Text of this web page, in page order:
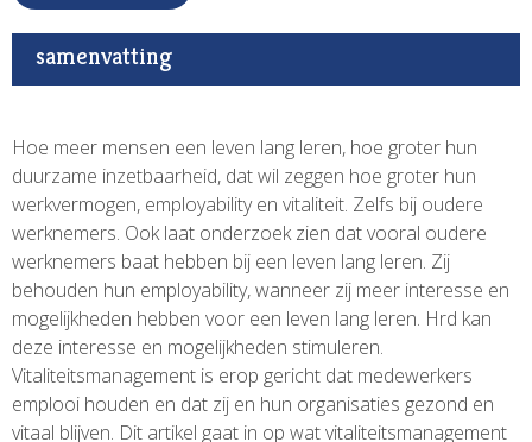
samenvatting
Hoe meer mensen een leven lang leren, hoe groter hun
duurzame inzetbaarheid, dat wil zeggen hoe groter hun
werkvermogen, employability en vitaliteit. Zelfs bij oudere
werknemers. Ook laat onderzoek zien dat vooral oudere
werknemers baat hebben bij een leven lang leren. Zij
behouden hun employability, wanneer zij meer interesse en
mogelijkheden hebben voor een leven lang leren. Hrd kan
deze interesse en mogelijkheden stimuleren.
Vitaliteitsmanagement is erop gericht dat medewerkers
emplooi houden en dat zij en hun organisaties gezond en
vitaal blijven. Dit artikel gaat in op wat vitaliteitsmanagement